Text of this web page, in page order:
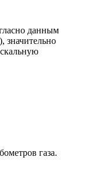
данным
значительно
газа.